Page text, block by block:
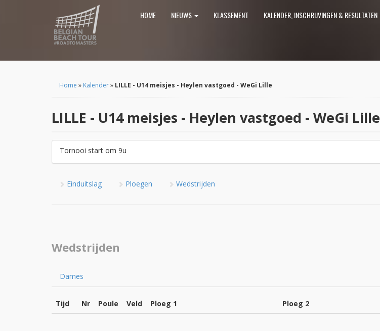
HOME NIEUWS KLASSEMENT KALENDER, INSCHRIJVINGEN & RESULTATEN
Home » Kalender» LILLE - U14 meisjes - Heylen vastgoed - WeGi Lille
LILLE - U14 meisjes - Heylen vastgoed - WeGi Lille
Tornooi start om 9u
Einduitslag Ploegen Wedstrijden
Wedstrijden
Dames
Tijd Nr Poule Veld Ploeg 1 Ploeg 2